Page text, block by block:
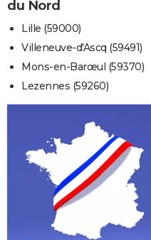
du Nord
Lille (59000)
Villeneuve-d'Ascq (59491)
Mons-en-Barœul (59370)
Lezennes (59260)